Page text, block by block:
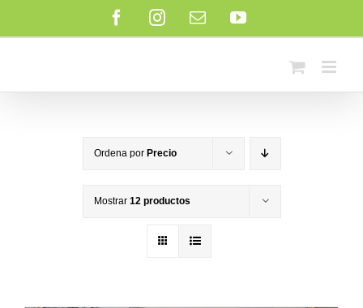
FacebookInstagram
Correo
electrónico
YouTube
Ordena por Precio
Mostrar 12 productos